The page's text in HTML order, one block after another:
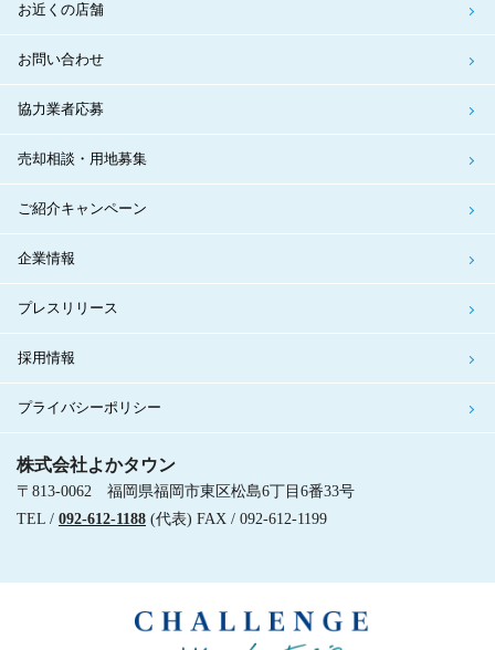
お近くの店舗
お問い合わせ
協力業者応募
売却相談・用地募集
ご紹介キャンペーン
企業情報
プレスリリース
採用情報
プライバシーポリシー
株式会社よかタウン
〒813-0062 福岡県福岡市東区松島6丁目6番33号
TEL / 092-612-1188 (代表) FAX / 092-612-1199